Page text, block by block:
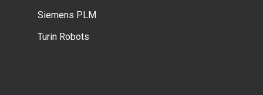
Siemens PLM
Turin Robots